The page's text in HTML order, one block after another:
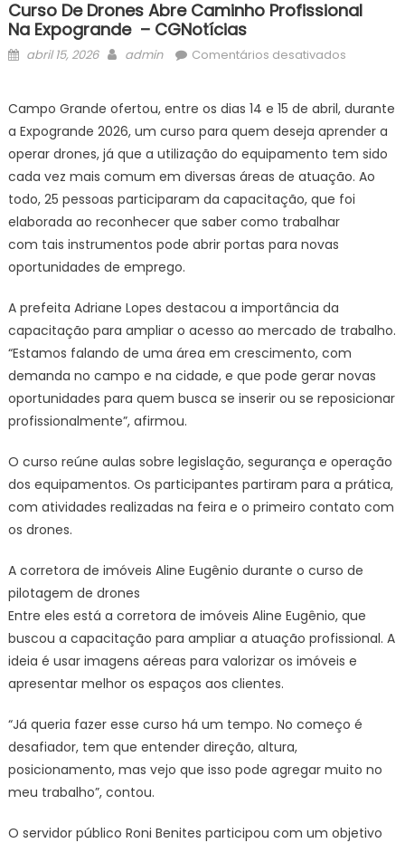
Curso De Drones Abre Caminho Profissional
Na Expogrande – CGNotícias
Posted
abril 15, 2026 Author
admin Comentários desativadosem
drones
abre
caminho
na
Campo Grande ofertou, entre os dias 14 e 15 de abril, durante
a Expogrande 2026, um curso para quem deseja aprender a
operar drones, já que a utilização do equipamento tem sido
cada vez mais comum em diversas áreas de atuação. Ao
todo, 25 pessoas participaram da capacitação, que foi
elaborada ao reconhecer que saber como trabalhar
com tais instrumentos pode abrir portas para novas
oportunidades de emprego.
A prefeita Adriane Lopes destacou a importância da
capacitação para ampliar o acesso ao mercado de trabalho.
“Estamos falando de uma área em crescimento, com
demanda no campo e na cidade, e que pode gerar novas
oportunidades para quem busca se inserir ou se reposicionar
profissionalmente”, afirmou.
O curso reúne aulas sobre legislação, segurança e operação
dos equipamentos. Os participantes partiram para a prática,
com atividades realizadas na feira e o primeiro contato com
os drones.
A corretora de imóveis Aline Eugênio durante o curso de
pilotagem de drones
Entre eles está a corretora de imóveis Aline Eugênio, que
buscou a capacitação para ampliar a atuação profissional. A
ideia é usar imagens aéreas para valorizar os imóveis e
apresentar melhor os espaços aos clientes.
“Já queria fazer esse curso há um tempo. No começo é
desafiador, tem que entender direção, altura,
posicionamento, mas vejo que isso pode agregar muito no
meu trabalho”, contou.
O servidor público Roni Benites participou com um objetivo